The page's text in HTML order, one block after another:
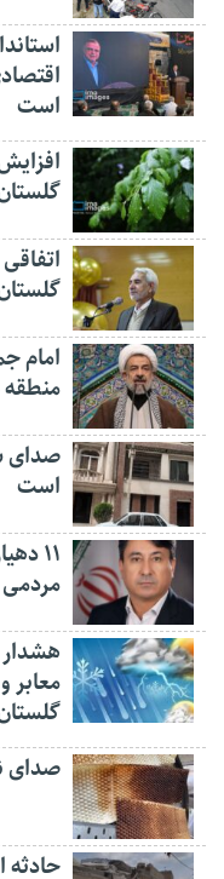
است
امام
صدای
است
۱۱
مردمی
معابر
صدای
حادثه